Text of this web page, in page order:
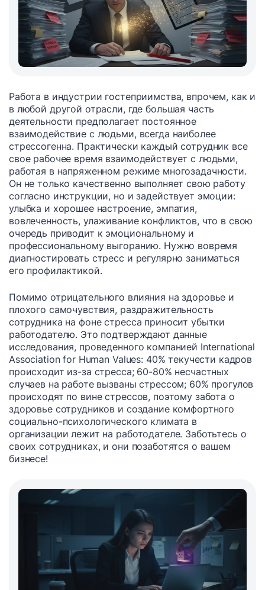
Работа в индустрии гостеприимства, впрочем, как и
в любой другой отрасли, где большая часть
деятельности предполагает постоянное
взаимодействие с людьми, всегда наиболее
стрессогенна. Практически каждый сотрудник все
свое рабочее время взаимодействует с людьми,
работая в напряженном режиме многозадачности.
Он не только качественно выполняет свою работу
согласно инструкции, но и задействует эмоции:
улыбка и хорошее настроение, эмпатия,
вовлеченность, улаживание конфликтов, что в свою
очередь приводит к эмоциональному и
профессиональному выгоранию. Нужно вовремя
диагностировать стресс и регулярно заниматься
его профилактикой.
Помимо отрицательного влияния на здоровье и
плохого самочувствия, раздражительность
сотрудника на фоне стресса приносит убытки
работодателю. Это подтверждают данные
исследования, проведенного компанией International
Association for Human Values: 40% текучести кадров
происходит из-за стресса; 60-80% несчастных
случаев на работе вызваны стрессом; 60% прогулов
происходят по вине стрессов, поэтому забота о
здоровье сотрудников и создание комфортного
социально-психологического климата в
организации лежит на работодателе. Заботьтесь о
своих сотрудниках, и они позаботятся о вашем
бизнесе!